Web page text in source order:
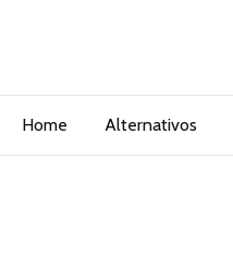
Home Alternativos